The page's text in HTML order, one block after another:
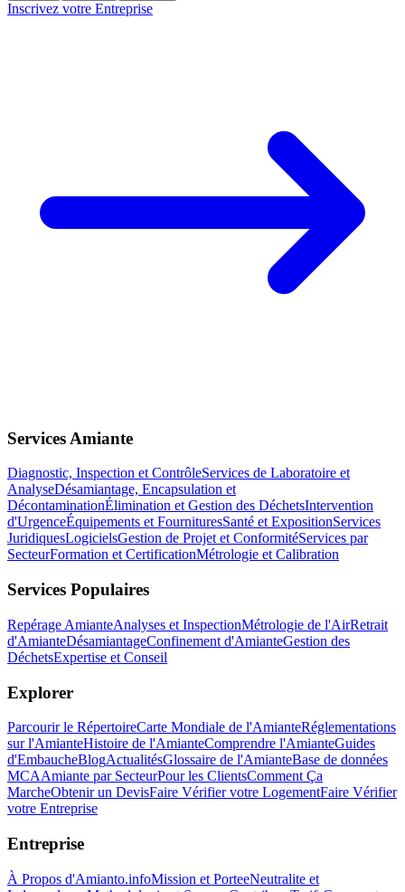
Inscrivez votre Entreprise
Services Amiante
Diagnostic, Inspection et ContrôleServices de Laboratoire et
AnalyseDésamiantage, Encapsulation et
DécontaminationÉlimination et Gestion des DéchetsIntervention
d'UrgenceÉquipements et FournituresSanté et ExpositionServices
JuridiquesLogicielsGestion de Projet et ConformitéServices par
SecteurFormation et CertificationMétrologie et Calibration
Services Populaires
Repérage AmianteAnalyses et InspectionMétrologie de l'AirRetrait
d'AmianteDésamiantageConfinement d'AmianteGestion des
DéchetsExpertise et Conseil
Explorer
Parcourir le RépertoireCarte Mondiale de l'AmianteRéglementations
sur l'AmianteHistoire de l'AmianteComprendre l'AmianteGuides
d'EmbaucheBlogActualitésGlossaire de l'AmianteBase de données
MCAAmiante par SecteurPour les ClientsComment Ça
MarcheObtenir un DevisFaire Vérifier votre LogementFaire Vérifier
votre Entreprise
Entreprise
À Propos d'Amianto.infoMission et PorteeNeutralite et